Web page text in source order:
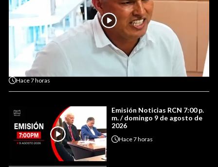
Hace7 horas
Emisión Noticias RCN 7:00 p.
m. / domingo 9 de agosto de
2026
Hace7 horas